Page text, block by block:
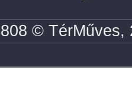
©